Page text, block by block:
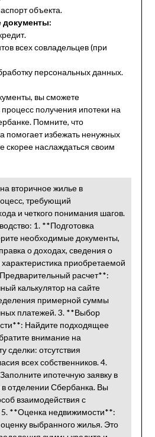
объекта.
всех совладельцев (при
персональных данных.
вы сможете
получения ипотеки на
Помните, что
помогает избежать ненужных
скорее наслаждаться своим
вторичное жилье в
требующий
и четкого понимания шагов.
1. **Подготовка
необходимые документы,
о доходах, сведения о
характеристика приобретаемой
расчет**:
калькулятор на сайте
примерной суммы
платежей. 3. **Выбор
Найдите подходящее
внимание на
сделки: отсутствия
всех собственников. 4.
ипотечную заявку в
в отделении Сбербанка. Вы
взаимодействия с
**Оценка недвижимости**:
выбранного жилья. Это